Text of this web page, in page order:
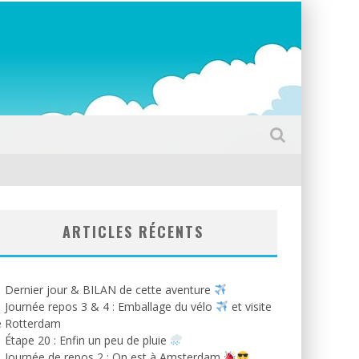
ARTICLES RÉCENTS
Dernier jour & BILAN de cette aventure
Journée repos 3 & 4 : Emballage du vélo
et visite
Rotterdam
Étape 20 : Enfin un peu de pluie